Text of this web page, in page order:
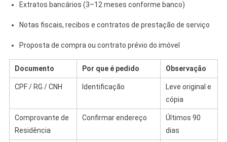
Extratos bancários (3–12 meses conforme banco)
Notas fiscais, recibos e contratos de prestação de serviço
Proposta de compra ou contrato prévio do imóvel
Documento Por que é pedido Observação
CPF / RG / CNH Identificação
Leve original e
cópia
Comprovante de
Residência
Confirmar endereço
Últimos 90
dias